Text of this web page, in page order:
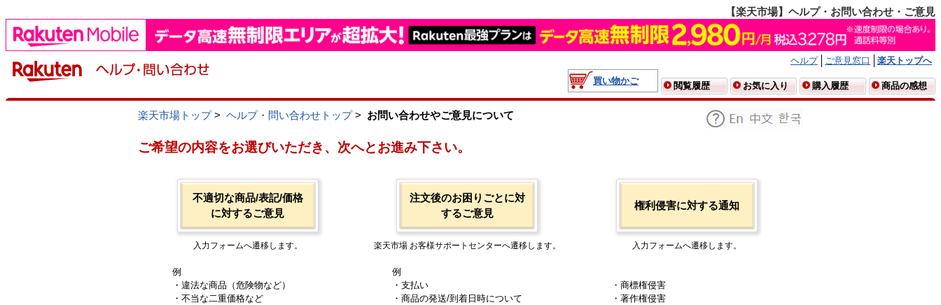
【楽天市場】ヘルプ・お問い合わせ・ご意見
ヘルプ ご意見窓口
楽天トップへ
買い物かご
閲覧履歴 お気に入り 購入履歴 商品の感想
楽天市場トップ> ヘルプ・問い合わせトップ> お問い合わせやご意見について
ご希望の内容をお選びいただき、次へとお進み下さい。
不適切な商品/表記/価格
に対するご意見
入力フォームへ遷移します。
例
・違法な商品（危険物など）
・不当な二重価格など
注文後のお困りごとに対
するご意見
楽天市場 お客様サポートセンターへ遷移します。
例
・支払い
・商品の発送/到着日時について
権利侵害に対する通知
入力フォームへ遷移します。
・商標権侵害
・著作権侵害